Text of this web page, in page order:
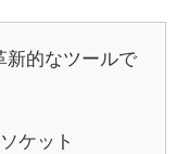
新的なツールで
ケット